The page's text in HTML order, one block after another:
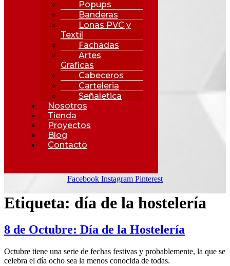
Popups
Banderas
Lonas PVC y
Textil
Fachadas
Artes
Graficas
Cabeceros
Carteleria
Señaletica
Nosotros
Tienda
Proyectos
Blog
Contacto
Facebook Instagram Pinterest
Etiqueta: día de la hostelería
8 de Octubre: Día de la Hostelería
Octubre tiene una serie de fechas festivas y probablemente, la que se
celebra el día ocho sea la menos conocida de todas.